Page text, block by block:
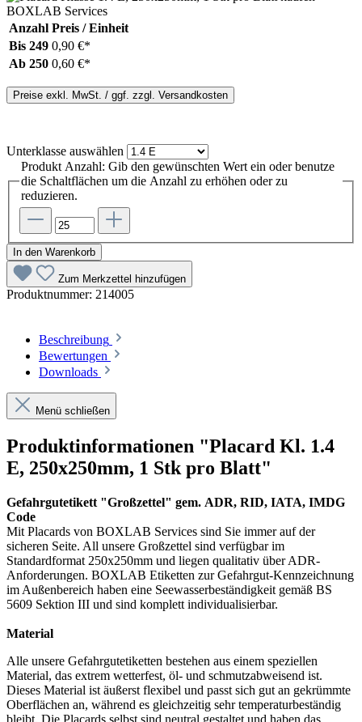
Anzahl Preis / Einheit
Bis 249 0,90 €*
Ab 250 0,60 €*
Preise exkl. MwSt. / ggf. zzgl. Versandkosten
Unterklasse auswählen
Produkt Anzahl: Gib den gewünschten Wert ein oder benutze
die Schaltflächen um die Anzahl zu erhöhen oder zu
reduzieren.
In den Warenkorb
Zum Merkzettel hinzufügen
Produktnummer: 214005
Beschreibung
Bewertungen
Downloads
Menü schließen
Produktinformationen "Placard Kl. 1.4
E, 250x250mm, 1 Stk pro Blatt"
Gefahrgutetikett "Großzettel" gem. ADR, RID, IATA, IMDG
Code
Mit Placards von BOXLAB Services sind Sie immer auf der
sicheren Seite. All unsere Großzettel sind verfügbar im
Standardformat 250x250mm und liegen qualitativ über ADR-
Anforderungen. BOXLAB Etiketten zur Gefahrgut-Kennzeichnung
im Außenbereich haben eine Seewasserbeständigkeit gemäß BS
5609 Sektion III und sind komplett individualisierbar.
Material
Alle unsere Gefahrgutetiketten bestehen aus einem speziellen
Material, das extrem wetterfest, öl- und schmutzabweisend ist.
Dieses Material ist äußerst flexibel und passt sich gut an gekrümmte
Oberflächen an, während es gleichzeitig sehr temperaturbeständig